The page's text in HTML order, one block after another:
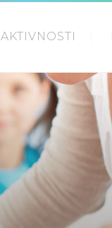
AKTIVNOSTI